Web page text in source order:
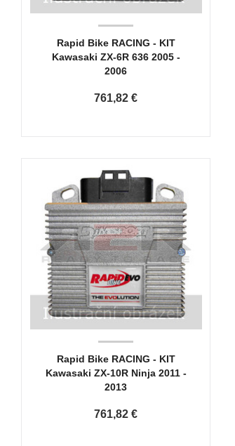
Rapid Bike RACING - KIT
Kawasaki ZX-6R 636 2005 -
2006
761,82 €
Rapid Bike RACING - KIT
Kawasaki ZX-10R Ninja 2011 -
2013
761,82 €